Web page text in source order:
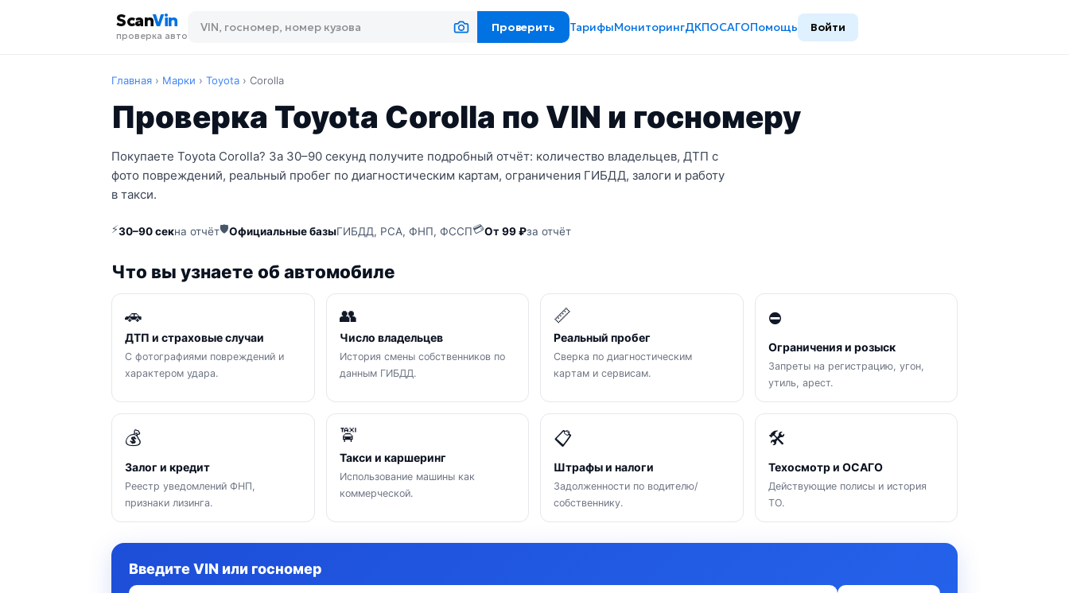
ScanVin
проверка авто
Проверить ТарифыМониторингДКПОСАГОПомощь Войти
Главная › Марки › Toyota › Corolla
Проверка Toyota Corolla по VIN и госномеру
Покупаете Toyota Corolla? За 30–90 секунд получите подробный отчёт: количество владельцев, ДТП с
фото повреждений, реальный пробег по диагностическим картам, ограничения ГИБДД, залоги и работу
в такси.
⚡30–90 секна отчёт🛡Официальные базыГИБДД, РСА, ФНП, ФССП💳От 99 ₽за отчёт
Что вы узнаете об автомобиле
🚗
ДТП и страховые случаи
С фотографиями повреждений и
характером удара.
👥
Число владельцев
История смены собственников по
данным ГИБДД.
📏
Реальный пробег
Сверка по диагностическим
картам и сервисам.
⛔
Ограничения и розыск
Запреты на регистрацию, угон,
утиль, арест.
💰
Залог и кредит
Реестр уведомлений ФНП,
признаки лизинга.
🚖
Такси и каршеринг
Использование машины как
коммерческой.
📋
Штрафы и налоги
Задолженности по водителю/
собственнику.
🛠
Техосмотр и ОСАГО
Действующие полисы и история
ТО.
Введите VIN или госномер